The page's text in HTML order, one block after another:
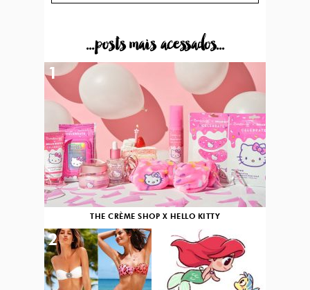
...posts mais acessados...
THE CRÈME SHOP X HELLO KITTY
1
2 3